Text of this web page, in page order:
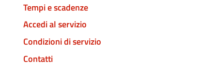
Tempi e scadenze
Accedi al servizio
Condizioni di servizio
Contatti